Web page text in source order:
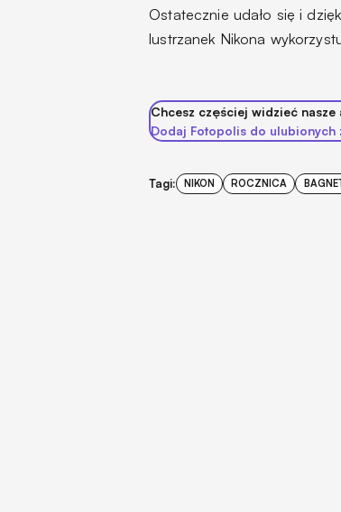
Ostatecznie udało się i
lustrzanek Nikona
Chcesz częściej widzieć nasze
Dodaj Fotopolis do ulubionych
Tagi: NIKON ROCZNICA